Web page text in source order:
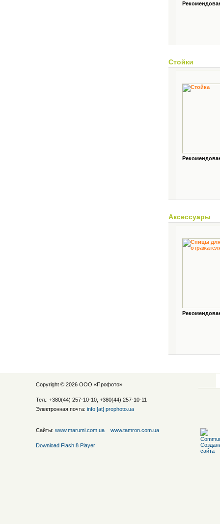
Стойки
Аксессуары
Copyright © 2026 ООО «Профото»
Тел.: +380(44) 257-10-10, +380(44) 257-10-11
Электронная почта: info [at] prophoto.ua
Сайты: www.marumi.com.ua www.tamron.com.ua
Download Flash 8 Player